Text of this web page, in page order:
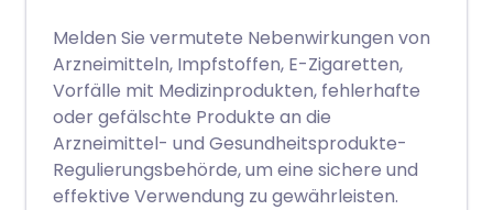
Melden Sie vermutete Nebenwirkungen von
Arzneimitteln, Impfstoffen, E-Zigaretten,
Vorfälle mit Medizinprodukten, fehlerhafte
oder gefälschte Produkte an die
Arzneimittel- und Gesundheitsprodukte-
Regulierungsbehörde, um eine sichere und
effektive Verwendung zu gewährleisten.